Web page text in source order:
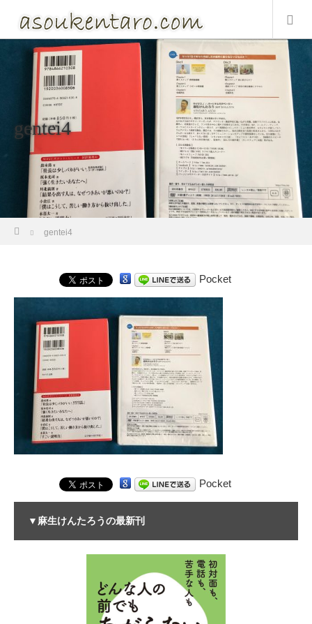
gentei4
gentei4
Pocket
Pocket
▼麻生けんたろうの最新刊